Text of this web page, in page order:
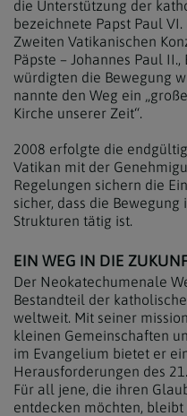
die Unterstützung der
bezeichnete Papst Paul
Zweiten Vatikanischen
Päpste – Johannes Paul
würdigten die Bewegung
nannte den Weg ein
Kirche unserer Zeit“.
2008 erfolgte die
Vatikan mit der
Regelungen sichern die
sicher, dass die
Strukturen tätig ist.
EIN WEG IN DIE
Der Neokatechumenale
Bestandteil der
weltweit. Mit seiner
kleinen Gemeinschaften
im Evangelium bietet er
Herausforderungen des
Für all jene, die ihren
entdecken möchten,